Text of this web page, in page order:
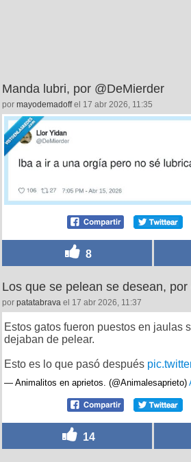
Manda lubri, por @DeMierder
por mayodemadoffel 17 abr 2026, 11:35
8
Los que se pelean se desean,
por patatabrava el 17 abr 2026, 11:37
Estos gatos fueron puestos en jaulas
dejaban de pelear.
Esto es lo que pasó después
— Animalitos en aprietos. (@Animalesaprieto)
14